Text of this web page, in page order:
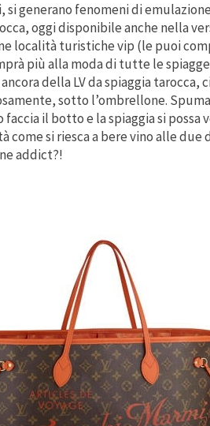
si generano fenomeni di
oggi disponibile anche nella
località turistiche vip (le puoi
più alla moda di tutte le
della LV da spiaggia
sotto l’ombrellone.
faccia il botto e la spiaggia si possa
come si riesca a bere vino alle due
addict?!